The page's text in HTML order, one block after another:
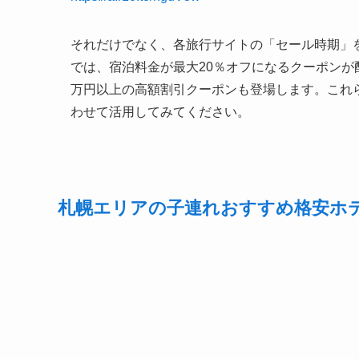
それだけでなく、各旅行サイトの「セール時期
では、宿泊料金が最大20％オフになるクーポン
万円以上の高額割引クーポンも登場します。こ
わせて活用してみてください。
札幌エリアの子連れおすすめ格安ホ